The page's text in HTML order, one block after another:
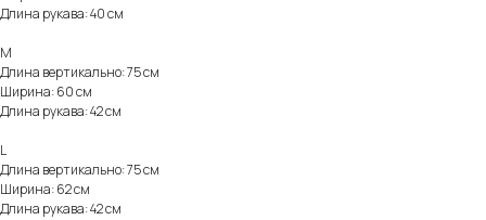
Длина рукава: 40 см
M
Длина вертикально: 75 см
Ширина: 60 см
Длина рукава: 42 см
L
Длина вертикально: 75 см
Ширина: 62 см
Длина рукава: 42 см